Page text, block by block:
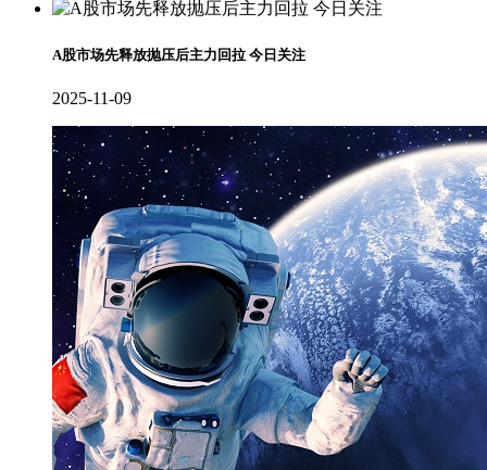
A股市场先释放抛压后主力回拉 今日关注
2025-11-09